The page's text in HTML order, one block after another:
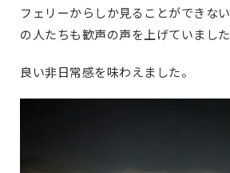
フェリーからしか見ることができな
の人たちも歓声の声を上げていました
良い非日常感を味わえました。